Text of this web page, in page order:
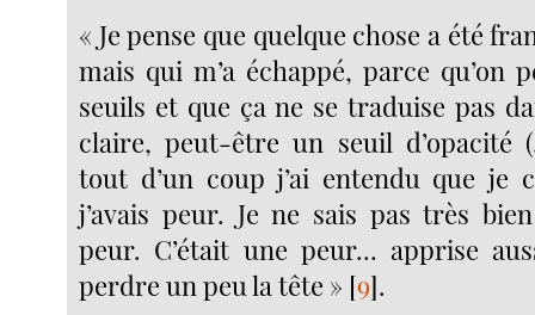
« Je pense que quelque chose a été
mais qui m’a échappé, parce qu’on
seuils et que ça ne se traduise pas
claire, peut-être un seuil d’opacité
tout d’un coup j’ai entendu que je
j’avais peur. Je ne sais pas très
peur. C’était une peur... apprise
perdre un peu la tête » [9].